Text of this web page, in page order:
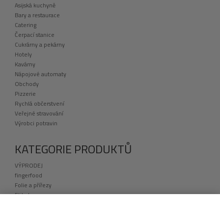
Asijská kuchyně
Bary a restaurace
Catering
Čerpací stanice
Cukrárny a pekárny
Hotely
Kavárny
Nápojové automaty
Obchody
Pizzerie
Rychlá občerstvení
Veřejné stravování
Výrobci potravin
KATEGORIE PRODUKTŮ
VÝPRODEJ
fingerfood
Folie a přířezy
Etikety